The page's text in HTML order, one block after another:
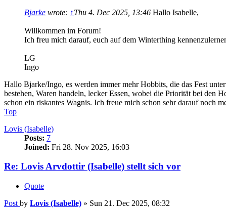
Bjarke wrote: ↑Thu 4. Dec 2025, 13:46 Hallo Isabelle,
Willkommen im Forum!
Ich freu mich darauf, euch auf dem Winterthing
LG
Ingo
Hallo Bjarke/Ingo, es werden immer mehr Hobbits, die das Fest
bestehen, Waren handeln, lecker Essen, wobei die Priorität bei den
schon ein riskantes Wagnis. Ich freue mich schon sehr darauf noch
Top
Lovis (Isabelle)
Posts: 7
Joined: Fri 28. Nov 2025, 16:03
Re: Lovis Arvdottir (Isabelle) stellt sich vor
Quote
Post by Lovis (Isabelle) » Sun 21. Dec 2025, 08:32